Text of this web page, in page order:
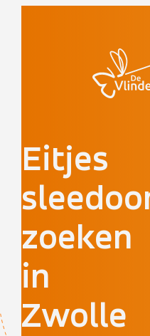
Eitjes
zoeken
in
Zwolle